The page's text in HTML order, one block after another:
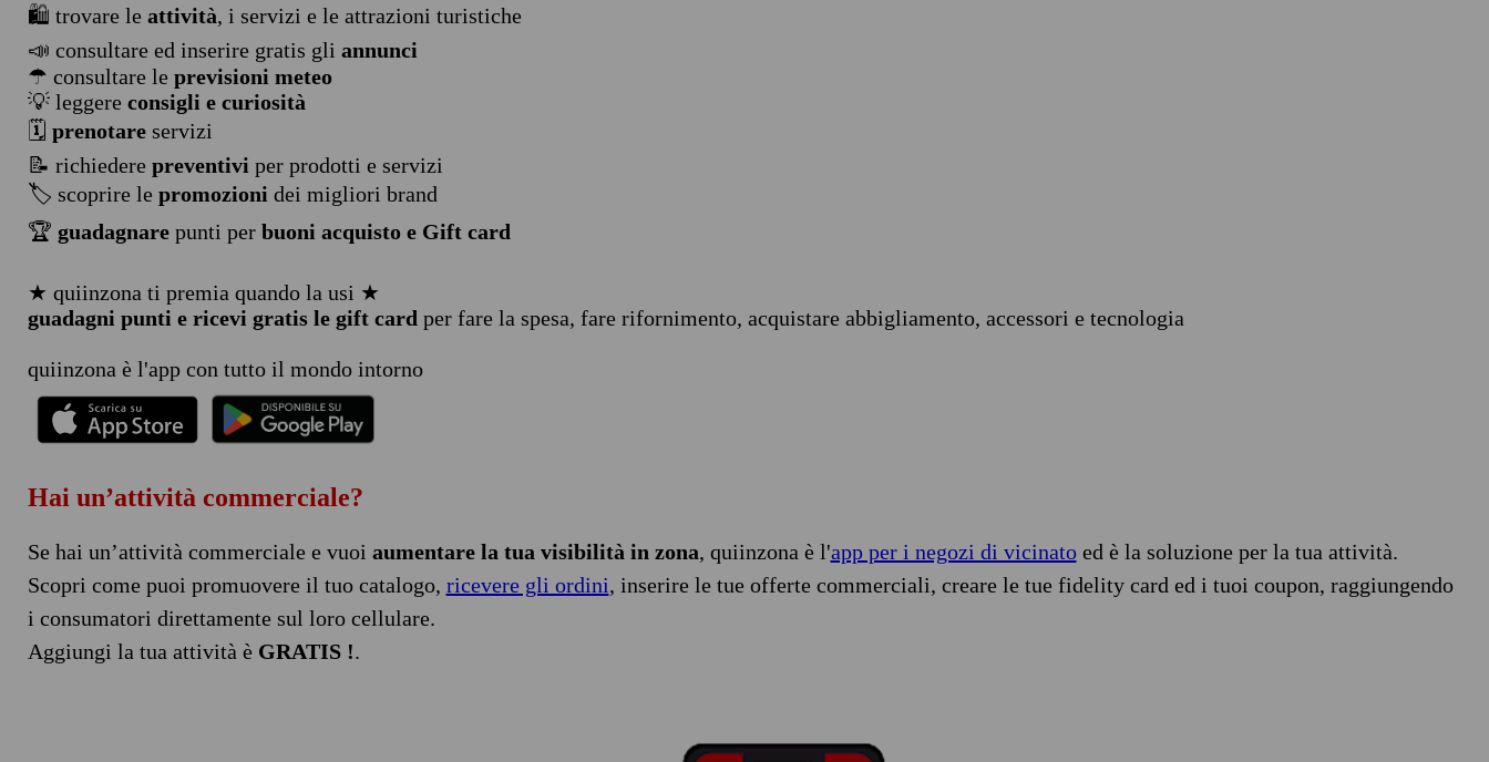
🛍️ trovare le attività, i servizi e le attrazioni turistiche
📣 consultare ed inserire gratis gli annunci
☂ consultare le previsioni meteo
💡 leggere consigli e curiosità
🗓️ prenotareservizi
📝 richiedere preventivi per prodotti e servizi
🏷️ scoprire le promozioni dei migliori brand
🏆 guadagnarepunti per buoni acquisto e Gift card
★ quiinzona ti premia quando la usi ★
guadagni punti e ricevi gratis le gift card per fare la spesa, fare rifornimento, acquistare abbigliamento, accessori e tecnologia
quiinzona è l'app con tutto il mondo intorno
Hai un’attività commerciale?
Se hai un’attività commerciale e vuoi aumentare la tua visibilità in zona, quiinzona è l'app per i negozi di vicinatoed è la soluzione per la tua attività.
Scopri come puoi promuovere il tuo catalogo, ricevere gli ordini, inserire le tue offerte commerciali, creare le tue fidelity card ed i tuoi coupon, raggiungendo
i consumatori direttamente sul loro cellulare.
Aggiungi la tua attività è GRATIS !.